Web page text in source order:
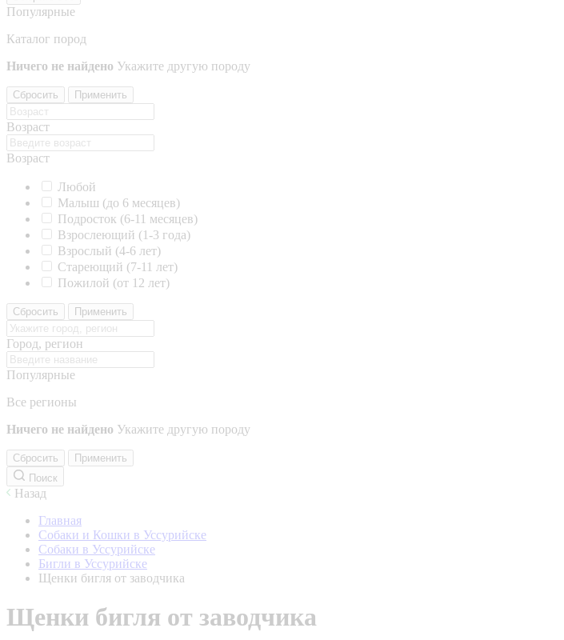
Популярные
Каталог пород
Ничего не найдено Укажите другую породу
Сбросить Применить
Возраст
Возраст
Любой
Малыш (до 6 месяцев)
Подросток (6-11 месяцев)
Взрослеющий (1-3 года)
Взрослый (4-6 лет)
Стареющий (7-11 лет)
Пожилой (от 12 лет)
Сбросить Применить
Город, регион
Популярные
Все регионы
Ничего не найдено Укажите другую породу
Сбросить
Применить
Поиск
Назад
Главная
Собаки и Кошки в Уссурийске
Собаки в Уссурийске
Бигли в Уссурийске
Щенки бигля от заводчика
Щенки бигля от заводчика